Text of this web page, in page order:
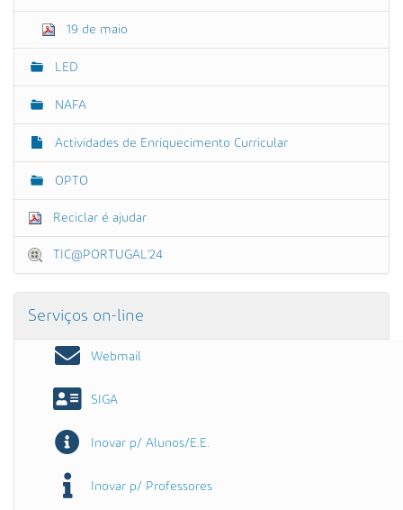
19 de maio
LED
NAFA
Actividades de Enriquecimento Curricular
OPTO
Reciclar é ajudar
TIC@PORTUGAL'24
Serviços on-line
Webmail
SIGA
Inovar p/ Alunos/E.E.
Inovar p/ Professores